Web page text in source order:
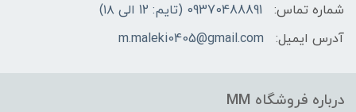
شماره تماس:
09370488891 (تایم: 12 الی ۱۸)
آدرس ایمیل:
m.maleki0405@gmail.com
درباره فروشگاه MM